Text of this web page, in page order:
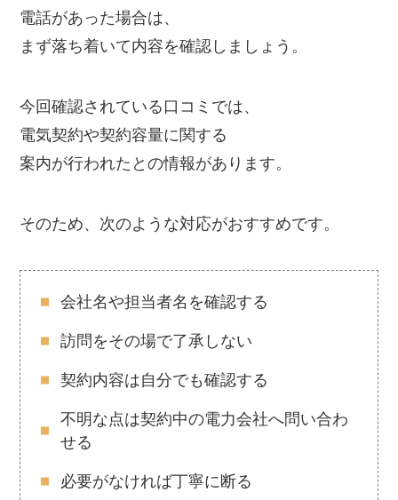
電話があった場合は、
まず落ち着いて内容を確認しましょう。
今回確認されている口コミでは、
電気契約や契約容量に関する
案内が行われたとの情報があります。
そのため、次のような対応がおすすめです。
会社名や担当者名を確認する
訪問をその場で了承しない
契約内容は自分でも確認する
不明な点は契約中の電力会社へ問い合わ
せる
必要がなければ丁寧に断る